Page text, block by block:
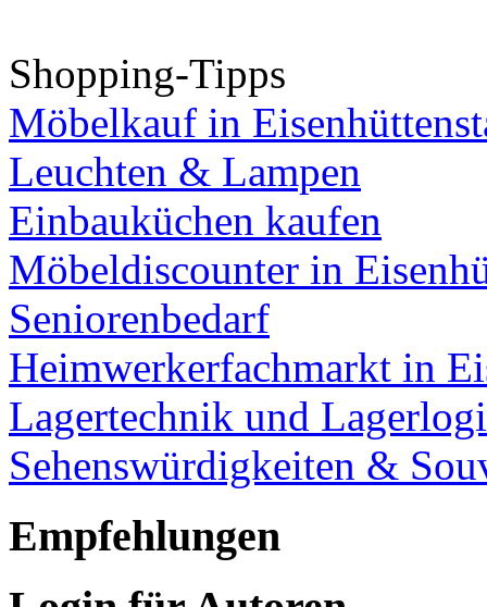
Shopping-Tipps
Möbelkauf in
Leuchten & Lampen
Einbauküchen kaufen
Möbeldiscounter in
Seniorenbedarf
Heimwerkerfachmarkt in
Lagertechnik und
Sehenswürdigkeiten &
Empfehlungen